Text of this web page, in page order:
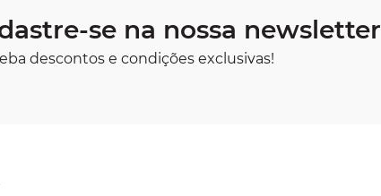
se na nossa newsletter
descontos e condições exclusivas!